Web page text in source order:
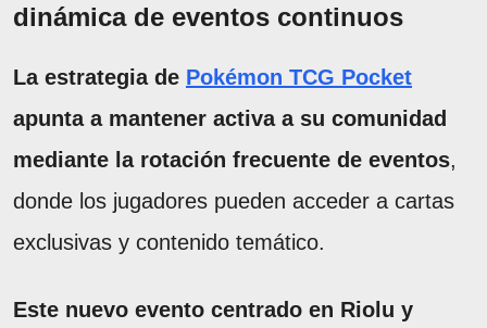
dinámica de eventos continuos
La estrategia de Pokémon TCG Pocket
apunta a mantener activa a su comunidad
mediante la rotación frecuente de eventos,
donde los jugadores pueden acceder a cartas
exclusivas y contenido temático.
Este nuevo evento centrado en Riolu y